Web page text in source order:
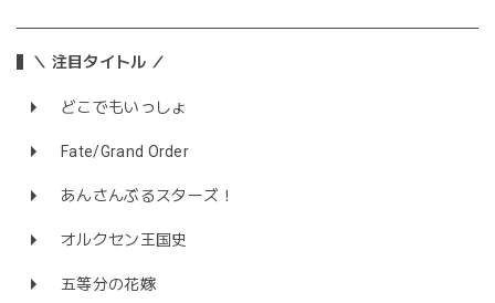
＼ 注目タイトル ／
どこでもいっしょ
Fate/Grand Order
あんさんぶるスターズ！
オルクセン王国史
五等分の花嫁